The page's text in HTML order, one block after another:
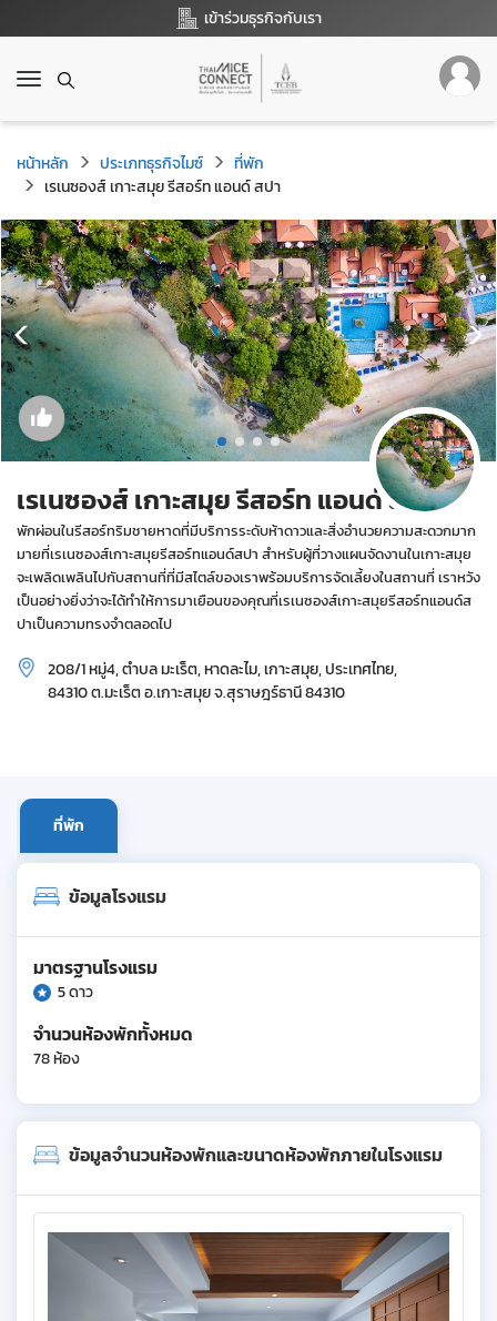
เข้าร่วมธุรกิจกับเรา
T
g
g
l
e
n
a
v
i
g
a
t
o
n
หน้าหลัก ประเภทธุรกิจไมซ์
ที่พัก
เรเนซองส์ เกาะสมุย รีสอร์ท แอนด์ สปา
เรเนซองส์ เกาะสมุย รีสอร์ท แอนด์ สปา
พักผ่อนในรีสอร์ทริมชายหาดที่มีบริการระดับห้าดาวและสิ่งอำนวยความสะดวกมาก
มายที่เรเนซองส์เกาะสมุยรีสอร์ทแอนด์สปา สำหรับผู้ที่วางแผนจัดงานในเกาะสมุย
จะเพลิดเพลินไปกับสถานที่ที่มีสไตล์ของเราพร้อมบริการจัดเลี้ยงในสถานที่ เราหวัง
เป็นอย่างยิ่งว่าจะได้ทำให้การมาเยือนของคุณที่เรเนซองส์เกาะสมุยรีสอร์ทแอนด์ส
ปาเป็นความทรงจำตลอดไป
208/1 หมู่4, ตำบล มะเร็ต, หาดละไม, เกาะสมุย, ประเทศไทย,
84310 ต.มะเร็ต อ.เกาะสมุย จ.สุราษฎร์ธานี 84310
ที่พัก
ข้อมูลโรงแรม
มาตรฐานโรงแรม
5 ดาว
จำนวนห้องพักทั้งหมด
78 ห้อง
ข้อมูลจำนวนห้องพักและขนาดห้องพักภายในโรงแรม